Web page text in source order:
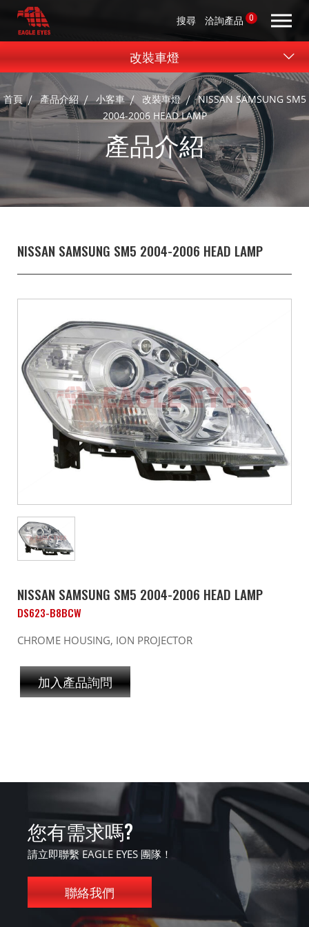
搜尋 洽詢產品 0
首頁 產品介紹 小客車 改裝車燈
NISSAN SAMSUNG SM5
2004-2006 HEAD LAMP
產品介紹
改裝車燈
NISSAN SAMSUNG SM5 2004-2006 HEAD LAMP
NISSAN SAMSUNG SM5 2004-2006 HEAD LAMP
DS623-B8BCW
CHROME HOUSING, ION PROJECTOR
加入產品詢問
您有需求嗎?
請立即聯繫 EAGLE EYES 團隊！
聯絡我們